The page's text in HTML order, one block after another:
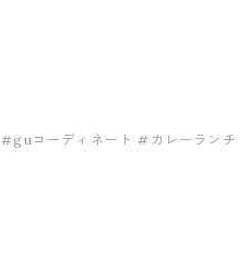
#guコーディネート #カレーランチ